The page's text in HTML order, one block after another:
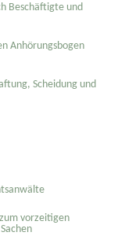
Beschäftigte und
Anhörungsbogen
Scheidung und
vorzeitigen